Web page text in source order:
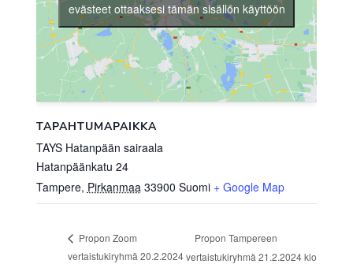
TAPAHTUMAPAIKKA
TAYS Hatanpään sairaala
Hatanpäänkatu 24
Tampere, Pirkanmaa 33900 Suomi + Google Map
evästeet ottaaksesi tämän sisällön käyttöön
Propon Zoom
vertaistukiryhmä 20.2.2024
Propon Tampereen
vertaistukiryhmä 21.2.2024 klo